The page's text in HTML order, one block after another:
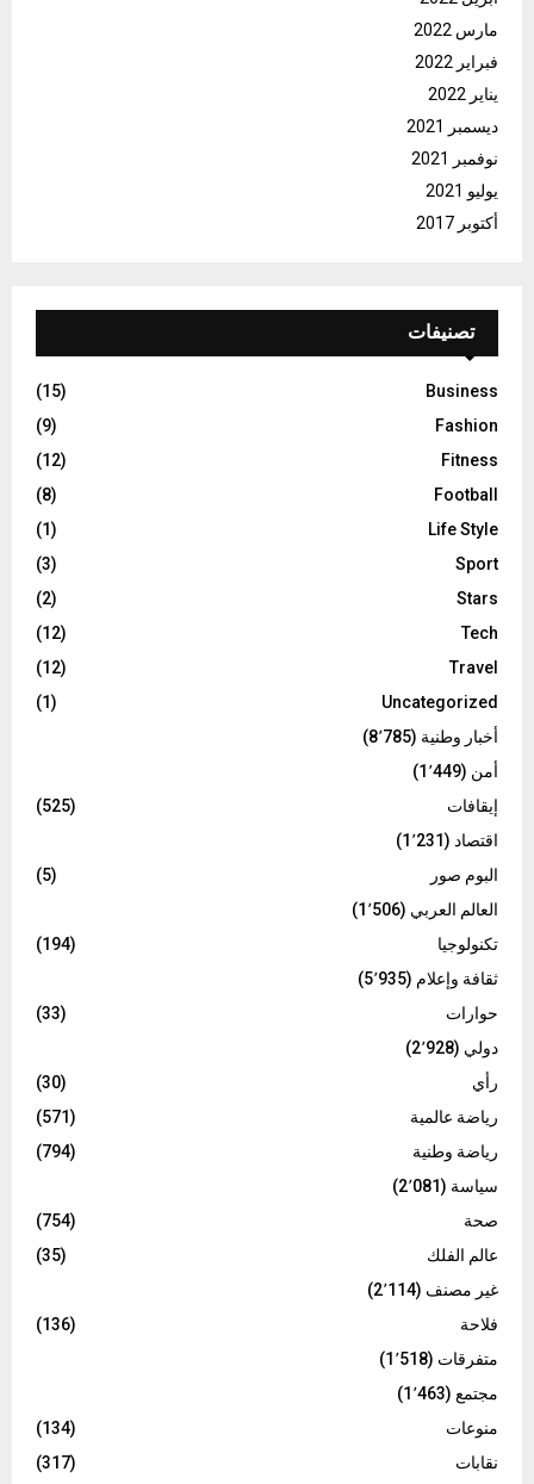
مارس 2022
فبراير 2022
يناير 2022
ديسمبر 2021
نوفمبر 2021
يوليو 2021
أكتوبر 2017
تصنيفات
Business
(15)
Fashion
(9)
Fitness
(12)
Football
(8)
Life Style
(1)
Sport
(3)
Stars
(2)
Tech
(12)
Travel
(12)
Uncategorized
(1)
أخبار وطنية (8٬785)
أمن (1٬449)
إيقافات
(525)
اقتصاد (1٬231)
البوم صور
(5)
العالم العربي (1٬506)
تكنولوجيا
(194)
ثقافة وإعلام (5٬935)
حوارات
(33)
دولي (2٬928)
رأي
(30)
رياضة عالمية
(571)
رياضة وطنية
(794)
سياسة (2٬081)
صحة
(754)
عالم الفلك
(35)
غير مصنف (2٬114)
فلاحة
(136)
متفرقات (1٬518)
مجتمع (1٬463)
منوعات
(134)
نقابات
(317)